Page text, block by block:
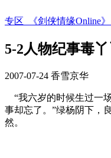
专区_《剑侠情缘Online》
5-2人物纪事毒
2007-07-24 香雪京华
“我六岁的时候生过一
事却忘了。”绿杨阴下，
然。